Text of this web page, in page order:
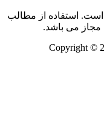
استفاده از مطالب
مجاز می باشد.
Copyright ©